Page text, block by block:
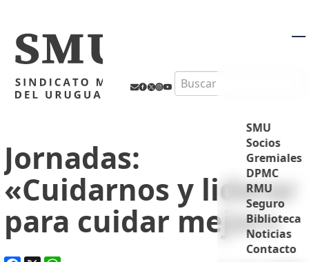
Search
SMU
Socios
Gremiales
DPMC
RMU
Seguro
Biblioteca
Noticias
Contacto
Jornadas:
«Cuidarnos y liderar
para cuidar mejor»